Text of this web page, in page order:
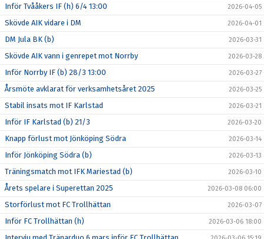
Inför Tvååkers IF (h) 6/4 13:00 2026-04-05
Skövde AIK vidare i DM 2026-04-01
DM Jula BK (b) 2026-03-31
Skövde AIK vann i genrepet mot Norrby 2026-03-28
Inför Norrby IF (b) 28/3 13:00 2026-03-27
Årsmöte avklarat för verksamhetsåret 2025 2026-03-25
Stabil insats mot IF Karlstad 2026-03-21
Inför IF Karlstad (b) 21/3 2026-03-20
Knapp förlust mot Jönköping Södra 2026-03-14
Inför Jönköping Södra (b) 2026-03-13
Träningsmatch mot IFK Mariestad (b) 2026-03-10
Årets spelare i Superettan 2025 2026-03-08 06:00
Storförlust mot FC Trollhättan 2026-03-07
Inför FC Trollhättan (h) 2026-03-06 18:00